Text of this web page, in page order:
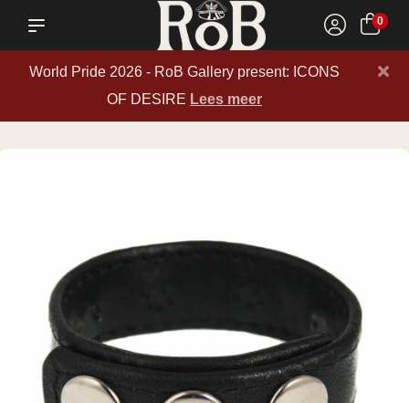
0
World Pride 2026 - RoB Gallery present: ICONS
OF DESIRE Lees meer
×